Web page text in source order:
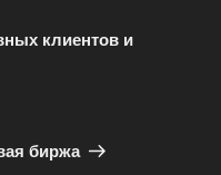
клиентов и
биржа